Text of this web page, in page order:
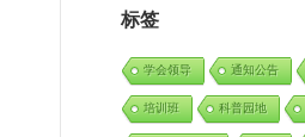
标签
学会领导 通知公告
培训班 科普园地